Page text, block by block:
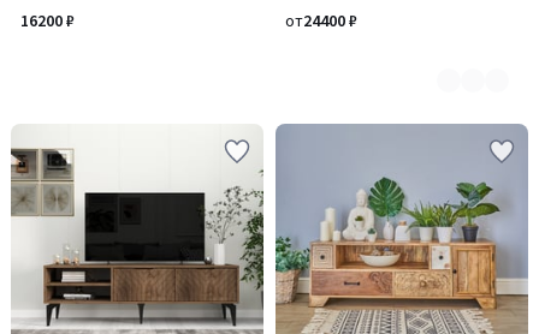
16200 ₽
от24400 ₽